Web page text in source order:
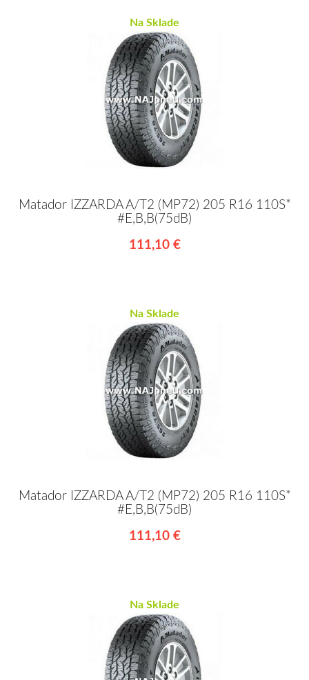
Na Sklade
Matador IZZARDA A/T2 (MP72) 205 R16 110S*
#E,B,B(75dB)
111,10 €
Na Sklade
Matador IZZARDA A/T2 (MP72) 205 R16 110S*
#E,B,B(75dB)
111,10 €
Na Sklade